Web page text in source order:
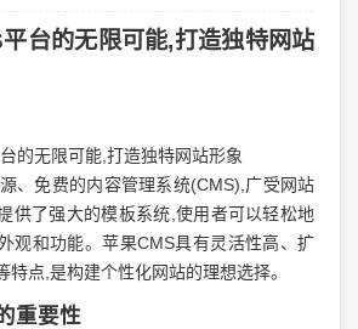
台的无限可能,打造独特网站
、免费的内容管理系统(CMS),广受网站
供了强大的模板系统,使用者可以轻松地
观和功能。苹果CMS具有灵活性高、扩
特点,是构建个性化网站的理想选择。
重要性